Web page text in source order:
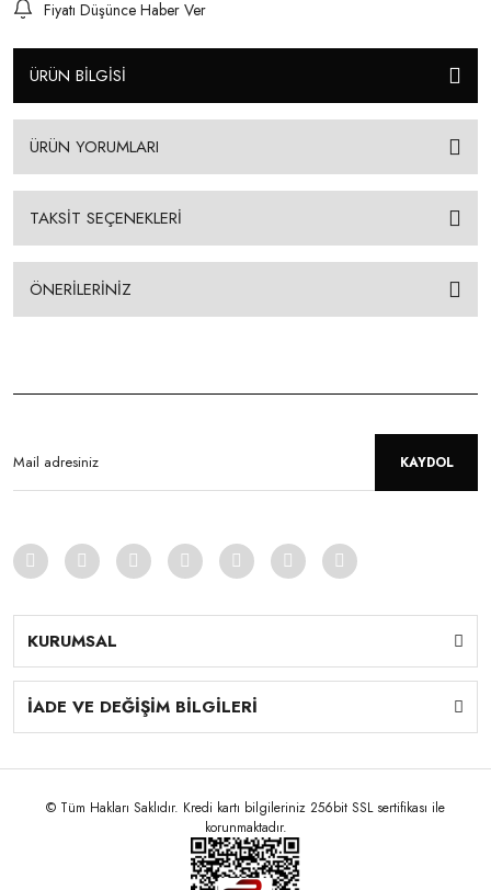
Fiyatı Düşünce Haber Ver
ÜRÜN BİLGİSİ
ÜRÜN YORUMLARI
TAKSİT SEÇENEKLERİ
ÖNERİLERİNİZ
KAYDOL
KURUMSAL
İADE VE DEĞİŞİM BİLGİLERİ
© Tüm Hakları Saklıdır. Kredi kartı bilgileriniz 256bit SSL sertifikası ile
korunmaktadır.